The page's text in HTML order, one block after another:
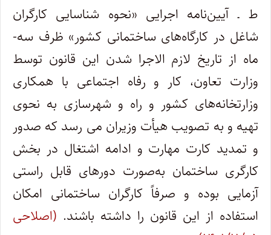
ط ـ آیین­‌نامه اجرایی «نحوه شناسایی کارگران
شاغل در کارگاه‌های ساختمانی کشور» ظرف سه­
ماه از تاریخ لازم­ الاجرا­ شدن این قانون توسط
وزارت تعاون، کار و رفاه اجتماعی با همکاری
وزارتخانه­‌های کشور و راه و شهرسازی به نحوی
تهیه و به تصویب هیأت وزیران می­ رسد که صدور
و تمدید کارت مهارت و ادامه اشتغال در بخش
کارگری ساختمان به­‌صورت دوره­ای قابل راستی­‌
آزمایی بوده و صرفاً کارگران ساختمانی امکان
استفاده از این قانون را داشته­ باشند. (اصلاحی